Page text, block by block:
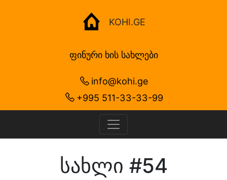
KOHI.GE
ფინური ხის სახლები
info@kohi.ge
+995 511-33-33-99
სახლი #54